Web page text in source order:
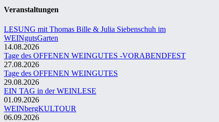
Veranstaltungen
LESUNG mit Thomas Bille & Julia Siebenschuh im
WEINgutsGarten
14.08.2026
Tage des OFFENEN WEINGUTES -VORABENDFEST
27.08.2026
Tage des OFFENEN WEINGUTES
29.08.2026
EIN TAG in der WEINLESE
01.09.2026
WEINbergKULTOUR
06.09.2026